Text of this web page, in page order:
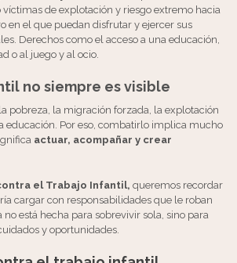
víctimas de explotación y riesgo extremo hacia
en el que puedan disfrutar y ejercer sus
Derechos como el acceso a una educación,
o al juego y al ocio.
no siempre es visible
pobreza, la migración forzada, la explotación
educación. Por eso, combatirlo implica mucho
actuar, acompañar y crear
el Trabajo Infantil, queremos recordar
cargar con responsabilidades que le roban
no está hecha para sobrevivir sola, sino para
y oportunidades.